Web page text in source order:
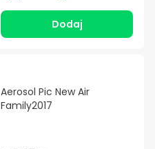
Dodaj
Aerosol Pic New Air
Family2017